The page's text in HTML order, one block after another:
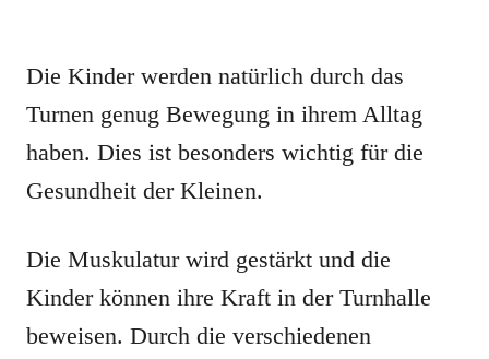
Die Kinder werden natürlich durch das
Turnen genug Bewegung in ihrem Alltag
haben. Dies ist besonders wichtig für die
Gesundheit der Kleinen.
Die Muskulatur wird gestärkt und die
Kinder können ihre Kraft in der Turnhalle
beweisen. Durch die verschiedenen